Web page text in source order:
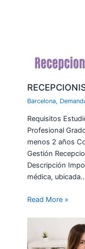
Barcelona,
Requisitos
Profesional
menos 2 años
Gestión
Descripción
médica,
Read More »